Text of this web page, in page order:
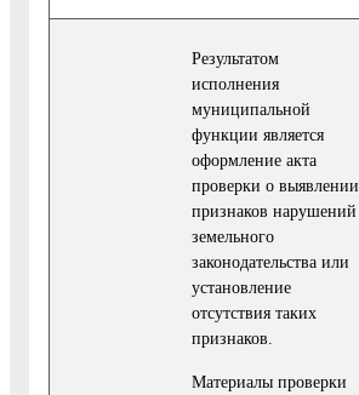
Результатом
исполнения
муниципальной
функции является
оформление акта
проверки о выявлении
признаков нарушений
земельного
законодательства или
установление
отсутствия таких
признаков.
Материалы проверки